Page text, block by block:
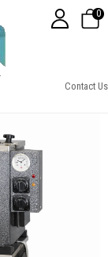
Contact Us
0